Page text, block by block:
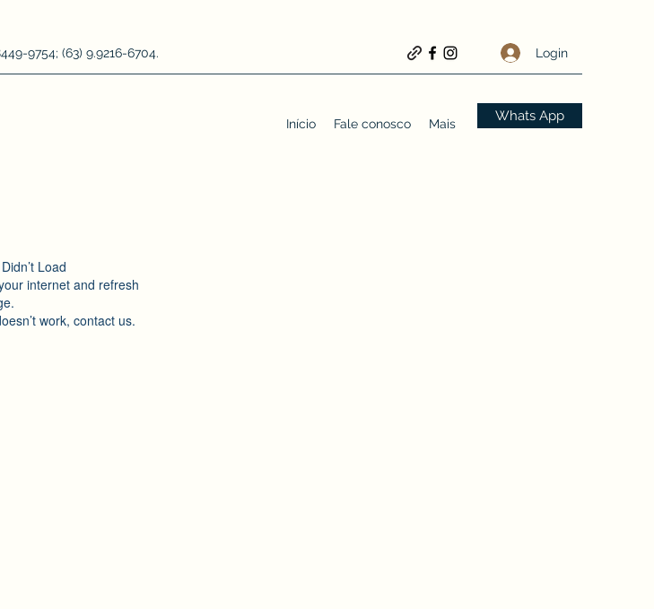
9754; (63) 9.9216-6704. Login
Início Fale conosco Mais Whats App
Load
internet and refresh
work, contact us.